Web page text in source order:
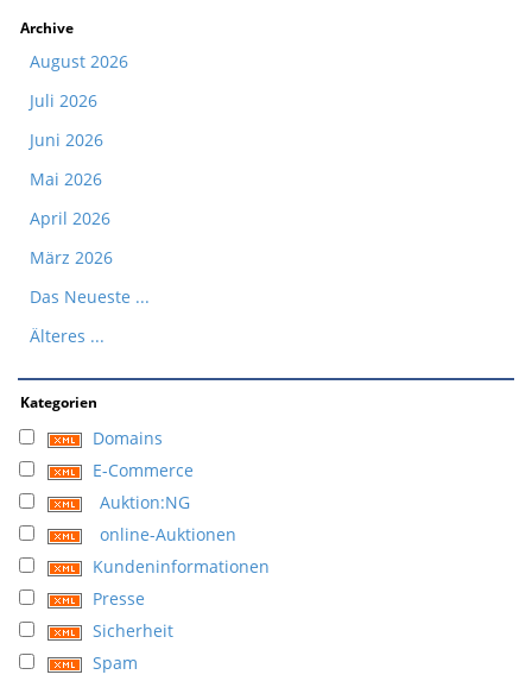
Archive
August 2026
Juli 2026
Juni 2026
Mai 2026
April 2026
März 2026
Das Neueste ...
Älteres ...
Kategorien
Domains
E-Commerce
Auktion:NG
online-Auktionen
Kundeninformationen
Presse
Sicherheit
Spam